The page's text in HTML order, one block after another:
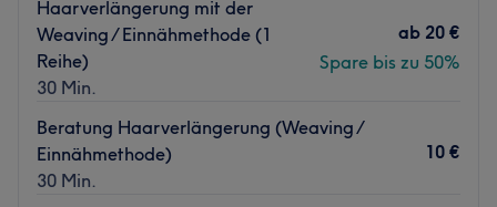
Haarverlängerung mit der
Weaving / Einnähmethode (1
Reihe)
30 Min.
ab 20 €
Spare bis zu 50%
Beratung Haarverlängerung (Weaving /
Einnähmethode)
30 Min.
10 €